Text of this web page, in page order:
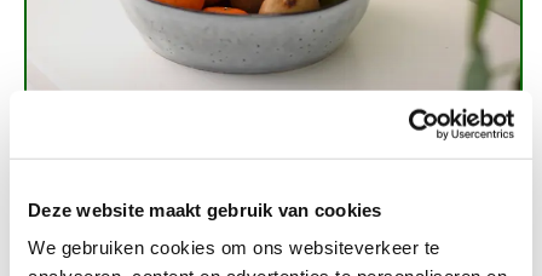
Deze website maakt gebruik van cookies
We gebruiken cookies om ons websiteverkeer te
Leg fruit in het zicht, zodat je het makkelijk kunt
pakken. Dat geldt ook voor andere gezonde
tussendoortjes. Denk aan ongezouten noten,